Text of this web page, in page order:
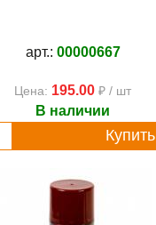
арт.: 00000667
Цена: 195.00 ₽ / шт
В наличии
Купить